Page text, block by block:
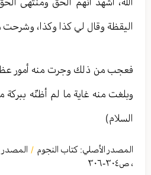
اليقظة وقال لي كذا وكذا، وشرحت
فعجب من ذلك وجرت منه أمور
وبلغت منه غاية ما لم أظنّه ببركة
السلام)
المصدر الأصلي: كتاب النجوم / المصدر
، ص٣٠٤-٣٠٦